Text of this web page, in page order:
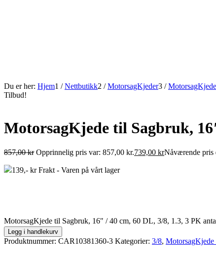
Du er her: Hjem1 / Nettbutikk2 / MotorsagKjeder3 /
Tilbud!
MotorsagKjede til Sagbruk,
857,00kr Opprinnelig pris var: 857,00 kr.739,00 krNåværende pris
139,- kr Frakt - Varen på vårt lager
MotorsagKjede til Sagbruk, 16" / 40 cm, 60 DL, 3/8, 1.3, 3 PK
Legg i handlekurv
Produktnummer: CAR10381360-3 Kategorier: 3/8, MotorsagKjede